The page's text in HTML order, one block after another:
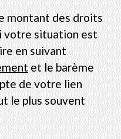
montant des droits
votre situation est
en suivant
et le barème
de votre lien
le plus souvent